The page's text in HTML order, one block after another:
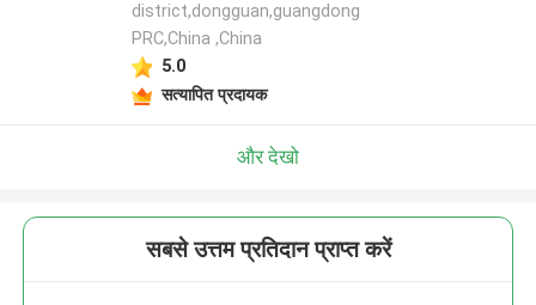
district,dongguan,guangdong
PRC,China ,China
5.0
सत्यापित प्रदायक
और देखो
सबसे उत्तम प्रतिदान प्राप्त करें